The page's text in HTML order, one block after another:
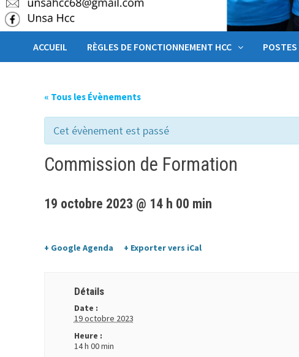
ACCUEIL RÈGLES DE FONCTIONNEMENT HCC POSTES
« Tous les Évènements
Cet évènement est passé
Commission de Formation
19 octobre 2023 @ 14 h 00 min
+ Google Agenda + Exporter vers iCal
Détails
Date :
19 octobre 2023
Heure :
14 h 00 min